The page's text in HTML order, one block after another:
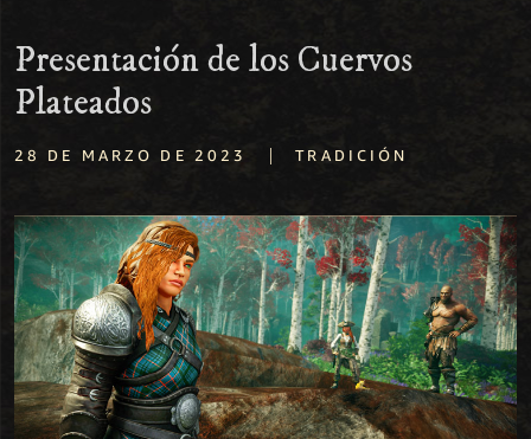
Presentación de los Cuervos
Plateados
28 DE MARZO DE 2023 | TRADICIÓN